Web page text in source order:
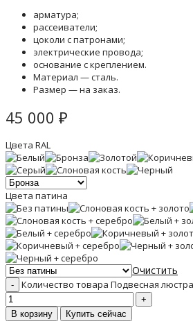
арматура;
рассеиватели;
цоколи с патронами;
электрические провода;
основание с креплением.
Материал — сталь.
Размер — на заказ.
45 000 ₽
Цвета RAL
Цвета патина
Очистить
Количество товара Подвесная люстра
В корзину Купить сейчас